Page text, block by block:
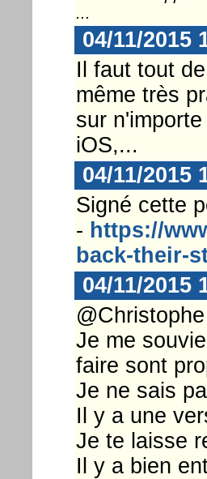
...
04/11/2015
Il faut tout
même très
sur
iOS,...
04/11/2015
Signé cette
- https://
back-their-
04/11/2015
Je me
faire sont
Je ne sais
Il y a une
Je te laisse
Il y a bien